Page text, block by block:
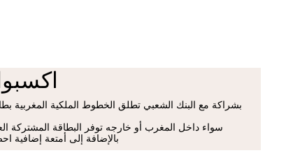
بشراكة مع البنك الشعبي تطلق الخطوط الملكية المغربية
سواء داخل المغرب أو خارجه توفر البطاقة المشتركة
بالإضافة إلى أمتعة إضافية